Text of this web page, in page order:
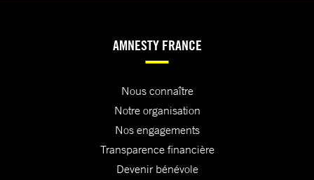
AMNESTY FRANCE
Nous connaître
Notre organisation
Nos engagements
Transparence financière
Devenir bénévole